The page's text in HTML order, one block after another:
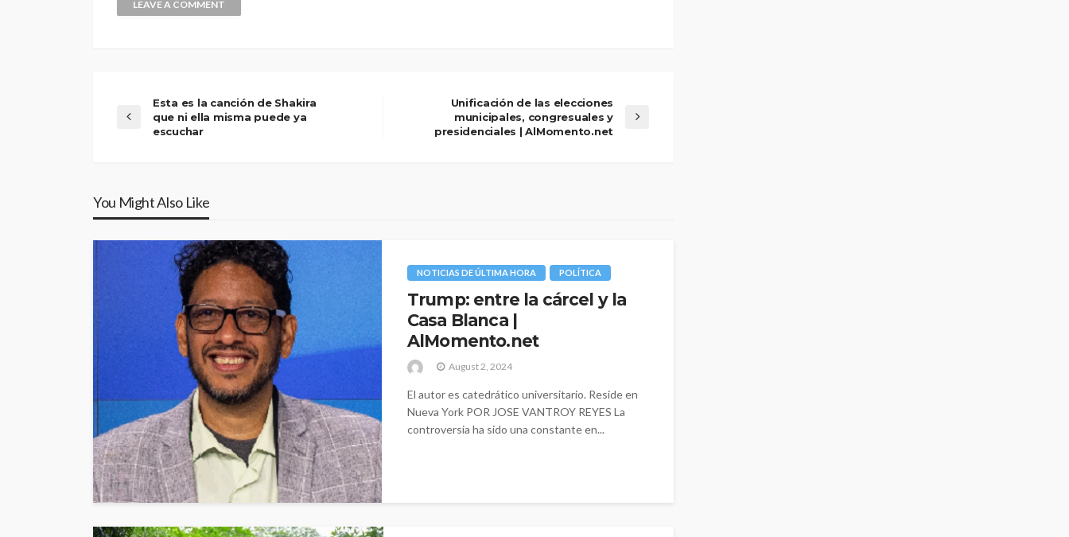
Esta es la canción de Shakira
que ni ella misma puede ya
escuchar
Unificación de las elecciones
municipales, congresuales y
presidenciales | AlMomento.net
You Might Also Like
NOTICIAS DE ÚLTIMA HORA POLÍTICA
Trump: entre la cárcel y la
Casa Blanca |
AlMomento.net
August 2, 2024
El autor es catedrático universitario. Reside en
Nueva York POR JOSE VANTROY REYES La
controversia ha sido una constante en...